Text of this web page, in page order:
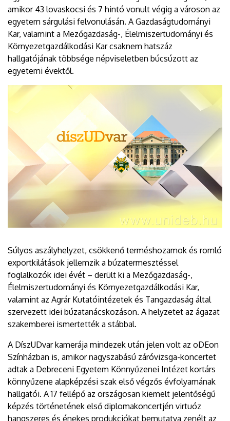
amikor 43 lovaskocsi és 7 hintó vonult végig a városon az
egyetem sárgulási felvonulásán. A Gazdaságtudományi
Kar, valamint a Mezőgazdaság-, Élelmiszertudományi és
Környezetgazdálkodási Kar csaknem hatszáz
hallgatójának többsége népviseletben búcsúzott az
egyetemi évektől.
Súlyos aszályhelyzet, csökkenő terméshozamok és romló
exportkilátások jellemzik a búzatermesztéssel
foglalkozók idei évét – derült ki a Mezőgazdaság-,
Élelmiszertudományi és Környezetgazdálkodási Kar,
valamint az Agrár Kutatóintézetek és Tangazdaság által
szervezett idei búzatanácskozáson. A helyzetet az ágazat
szakemberei ismertették a stábbal.
A DíszUDvar kamerája mindezek után jelen volt az oDEon
Színházban is, amikor nagyszabású záróvizsga-koncertet
adtak a Debreceni Egyetem Könnyűzenei Intézet kortárs
könnyűzene alapképzési szak első végzős évfolyamának
hallgatói. A 17 fellépő az országosan kiemelt jelentőségű
képzés történetének első diplomakoncertjén virtuóz
hangszeres és énekes produkciókat bemutatva zenélt az